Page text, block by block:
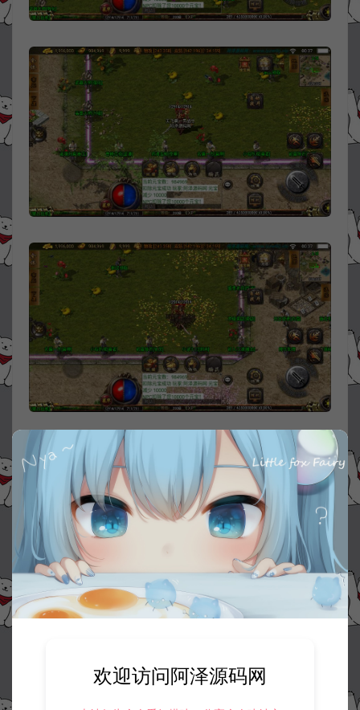
欢迎访问阿泽源码网